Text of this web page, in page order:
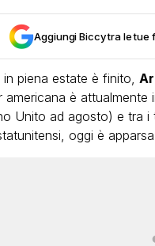
Aggiungi Biccy tra le tue
in piena estate è finito,
americana è
Unito ad agosto) e tra
oggi è
con tutte le grandi